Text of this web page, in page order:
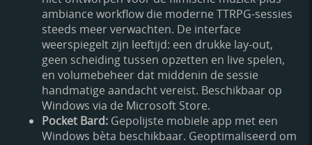
ambiance workflow die moderne TTRPG-sessies
steeds meer verwachten. De interface
weerspiegelt zijn leeftijd: een drukke lay-out,
geen scheiding tussen opzetten en live spelen,
en volumebeheer dat middenin de sessie
handmatige aandacht vereist. Beschikbaar op
Windows via de Microsoft Store.
Pocket Bard: Gepolijste mobiele app met een
Windows bèta beschikbaar. Geoptimaliseerd om